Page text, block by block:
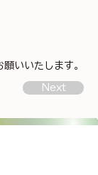
いいたします。
Next